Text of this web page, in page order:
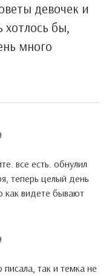
девочек и
хотлось бы,
много
все есть. обнулил
теперь целый день
как видете бывают
так и темка не